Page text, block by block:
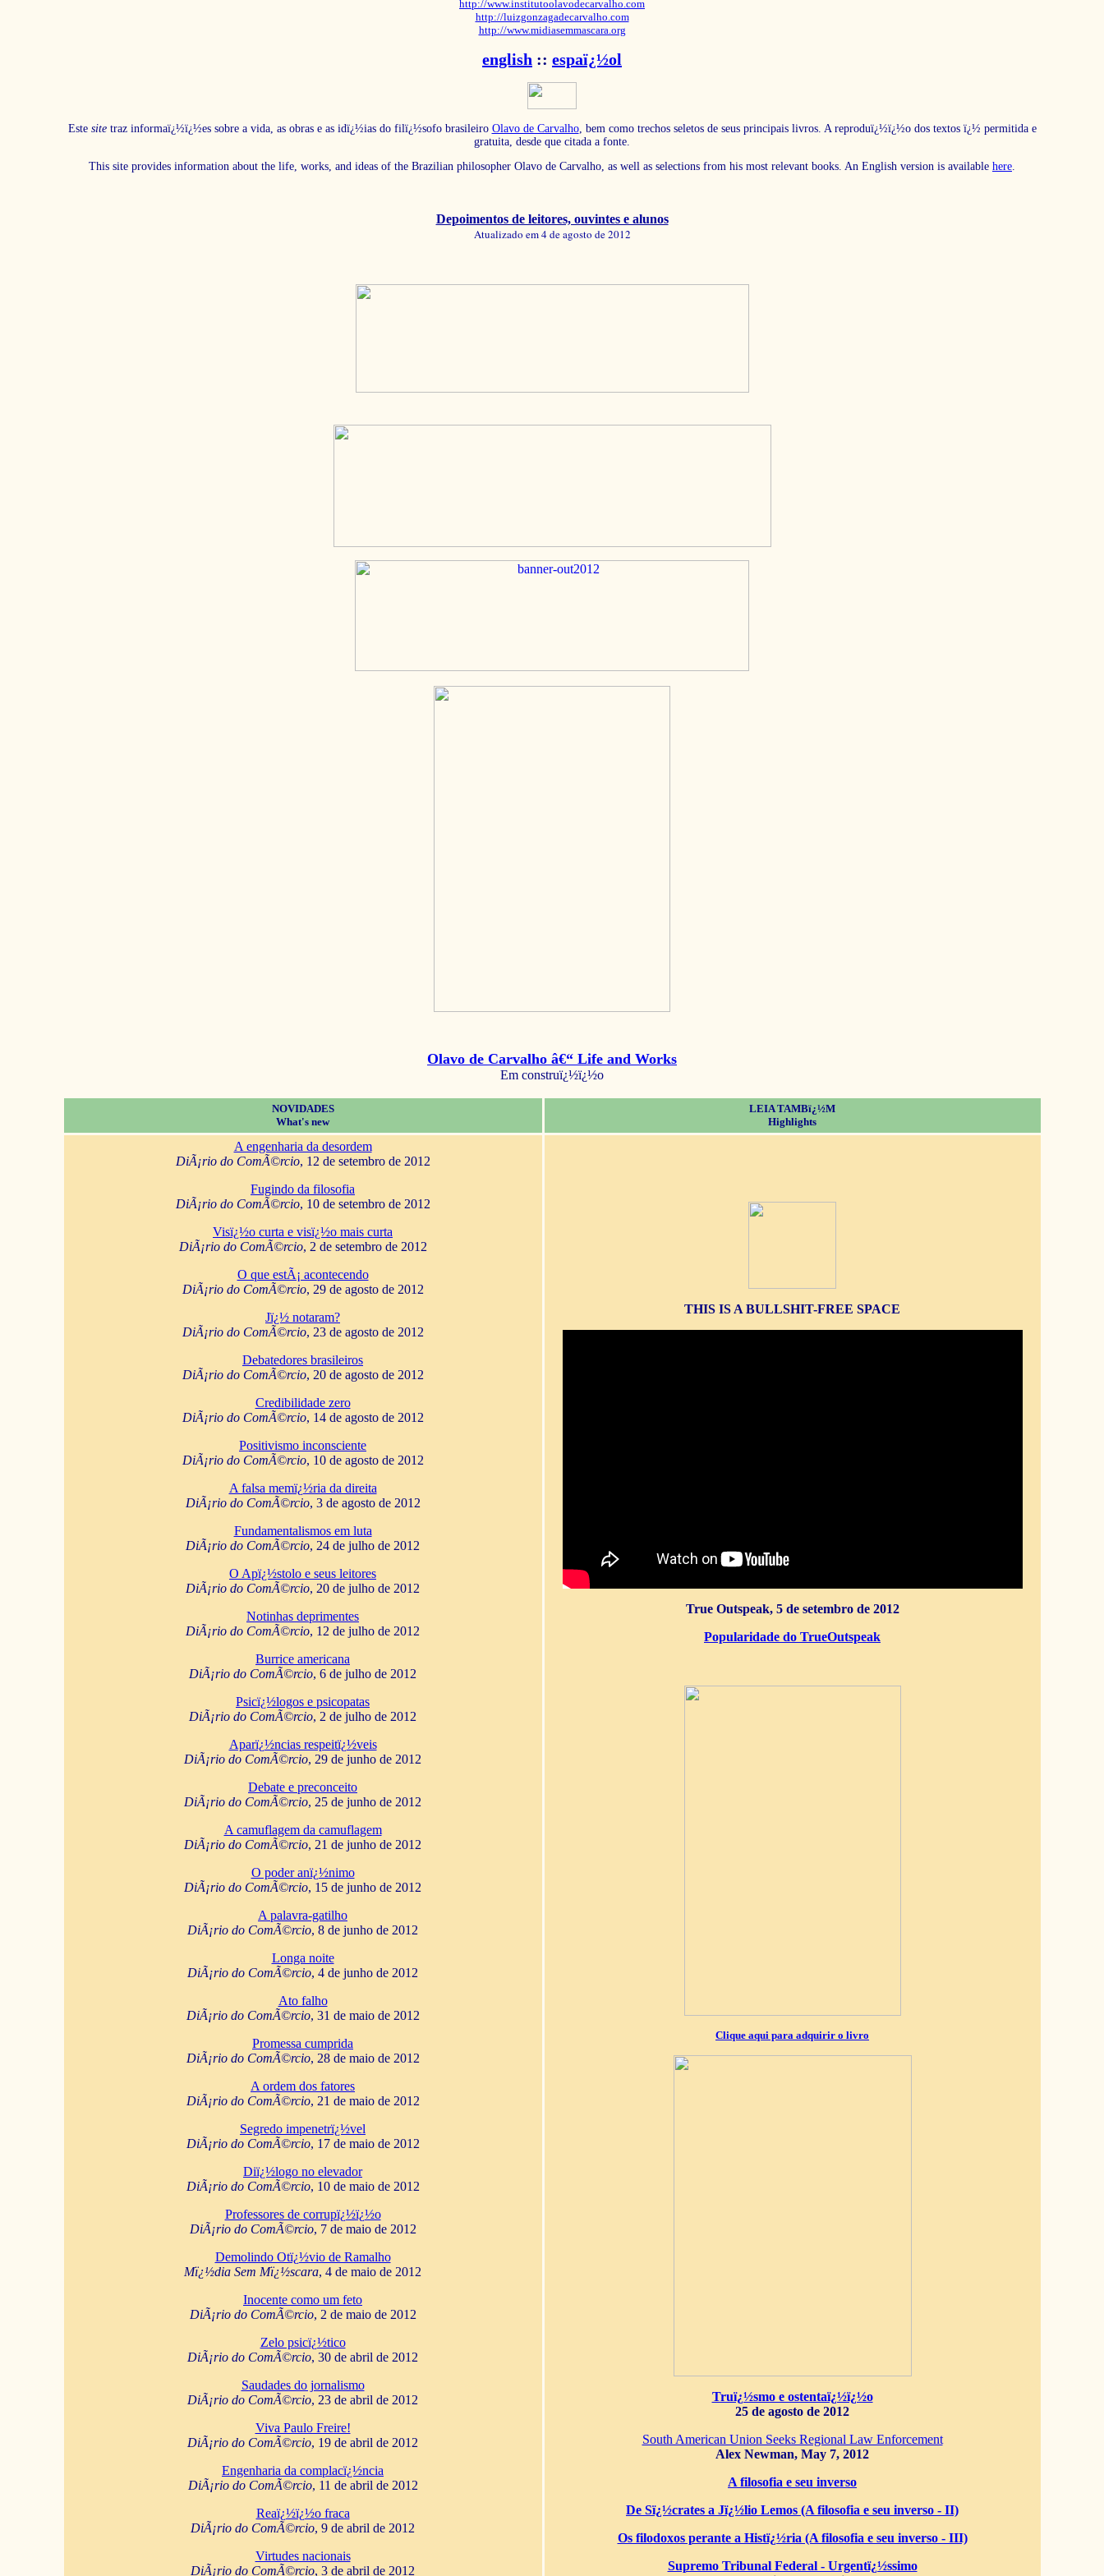
http://www.institutoolavodecarvalho.com
http://luizgonzagadecarvalho.com
http://www.midiasemmascara.org
english :: espaï¿½ol
Este sitetraz informaï¿½ï¿½es sobre a vida, as obras e as idï¿½ias do filï¿½sofo brasileiro Olavo de Carvalho, bem como trechos seletos de seus principais livros. A reproduï¿½ï¿½o dos textos ï¿½ permitida e
gratuita, desde que citada a fonte.
This site provides information about the life, works, and ideas of the Brazilian philosopher Olavo de Carvalho, as well as selections from his most relevant books. An English version is available here.
Depoimentos de leitores, ouvintes e alunos
Atualizado em 4 de agosto de 2012
Olavo de Carvalho â€“ Life and Works
Em construï¿½ï¿½o
NOVIDADES
What's new
LEIA TAMBï¿½M
Highlights
A engenharia da desordem
DiÃ¡rio do ComÃ©rcio, 12 de setembro de 2012
Fugindo da filosofia
DiÃ¡rio do ComÃ©rcio, 10 de setembro de 2012
Visï¿½o curta e visï¿½o mais curta
DiÃ¡rio do ComÃ©rcio, 2 de setembro de 2012
O que estÃ¡ acontecendo
DiÃ¡rio do ComÃ©rcio, 29 de agosto de 2012
Jï¿½ notaram?
DiÃ¡rio do ComÃ©rcio, 23 de agosto de 2012
Debatedores brasileiros
DiÃ¡rio do ComÃ©rcio, 20 de agosto de 2012
Credibilidade zero
DiÃ¡rio do ComÃ©rcio, 14 de agosto de 2012
Positivismo inconsciente
DiÃ¡rio do ComÃ©rcio, 10 de agosto de 2012
A falsa memï¿½ria da direita
DiÃ¡rio do ComÃ©rcio, 3 de agosto de 2012
Fundamentalismos em luta
DiÃ¡rio do ComÃ©rcio, 24 de julho de 2012
O Apï¿½stolo e seus leitores
DiÃ¡rio do ComÃ©rcio, 20 de julho de 2012
Notinhas deprimentes
DiÃ¡rio do ComÃ©rcio, 12 de julho de 2012
Burrice americana
DiÃ¡rio do ComÃ©rcio, 6 de julho de 2012
Psicï¿½logos e psicopatas
DiÃ¡rio do ComÃ©rcio, 2 de julho de 2012
Aparï¿½ncias respeitï¿½veis
DiÃ¡rio do ComÃ©rcio, 29 de junho de 2012
Debate e preconceito
DiÃ¡rio do ComÃ©rcio, 25 de junho de 2012
A camuflagem da camuflagem
DiÃ¡rio do ComÃ©rcio, 21 de junho de 2012
O poder anï¿½nimo
DiÃ¡rio do ComÃ©rcio, 15 de junho de 2012
A palavra-gatilho
DiÃ¡rio do ComÃ©rcio, 8 de junho de 2012
Longa noite
DiÃ¡rio do ComÃ©rcio, 4 de junho de 2012
Ato falho
DiÃ¡rio do ComÃ©rcio, 31 de maio de 2012
Promessa cumprida
DiÃ¡rio do ComÃ©rcio, 28 de maio de 2012
A ordem dos fatores
DiÃ¡rio do ComÃ©rcio, 21 de maio de 2012
Segredo impenetrï¿½vel
DiÃ¡rio do ComÃ©rcio, 17 de maio de 2012
Diï¿½logo no elevador
DiÃ¡rio do ComÃ©rcio, 10 de maio de 2012
Professores de corrupï¿½ï¿½o
DiÃ¡rio do ComÃ©rcio, 7 de maio de 2012
Demolindo Otï¿½vio de Ramalho
Mï¿½dia Sem Mï¿½scara, 4 de maio de 2012
Inocente como um feto
DiÃ¡rio do ComÃ©rcio, 2 de maio de 2012
Zelo psicï¿½tico
DiÃ¡rio do ComÃ©rcio, 30 de abril de 2012
Saudades do jornalismo
DiÃ¡rio do ComÃ©rcio, 23 de abril de 2012
Viva Paulo Freire!
DiÃ¡rio do ComÃ©rcio, 19 de abril de 2012
Engenharia da complacï¿½ncia
DiÃ¡rio do ComÃ©rcio, 11 de abril de 2012
Reaï¿½ï¿½o fraca
DiÃ¡rio do ComÃ©rcio, 9 de abril de 2012
Virtudes nacionais
DiÃ¡rio do ComÃ©rcio, 3 de abril de 2012
THIS IS A BULLSHIT-FREE SPACE
True Outspeak, 5 de setembro de 2012
Popularidade do TrueOutspeak
Clique aqui para adquirir o livro
Truï¿½smo e ostentaï¿½ï¿½o
25 de agosto de 2012
South American Union Seeks Regional Law Enforcement
Alex Newman, May 7, 2012
A filosofia e seu inverso
De Sï¿½crates a Jï¿½lio Lemos (A filosofia e seu inverso - II)
Os filodoxos perante a Histï¿½ria (A filosofia e seu inverso - III)
Supremo Tribunal Federal - Urgentï¿½ssimo